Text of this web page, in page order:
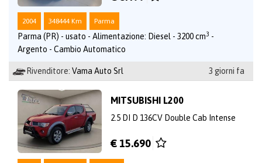
2004 348444 Km Parma
Parma (PR) - usato - Alimentazione: Diesel - 3200 cm3 -
Argento - Cambio Automatico
Rivenditore: Vama Auto Srl 3 giorni fa
MITSUBISHI L200
2.5 DI D 136CV Double Cab Intense
€ 15.690